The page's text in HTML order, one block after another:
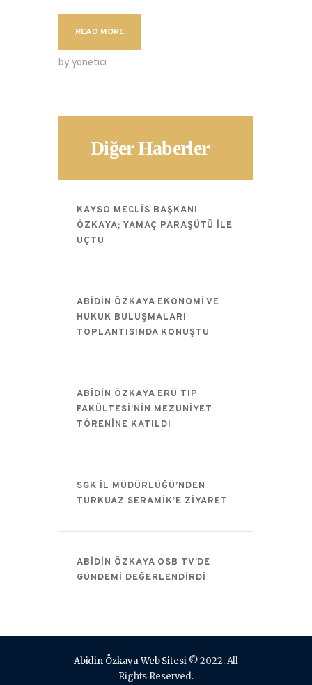
READ MORE
by yonetici
Diğer Haberler
KAYSO MECLIS BAŞKANI
ÖZKAYA; YAMAÇ PARAŞÜTÜ ILE
UÇTU
ABIDIN ÖZKAYA EKONOMI VE
HUKUK BULUŞMALARI
TOPLANTISINDA KONUŞTU
ABIDIN ÖZKAYA ERÜ TIP
FAKÜLTESI’NIN MEZUNIYET
TÖRENINE KATILDI
SGK İL MÜDÜRLÜĞÜ’NDEN
TURKUAZ SERAMIK’E ZIYARET
ABIDIN ÖZKAYA OSB TV’DE
GÜNDEMI DEĞERLENDIRDI
Abidin Özkaya Web Sitesi© 2022. All
Rights Reserved.